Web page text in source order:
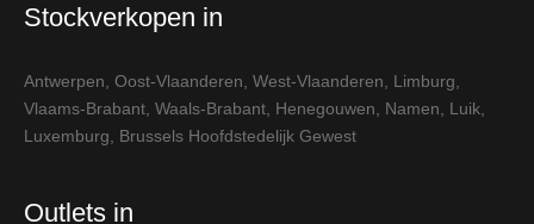
Stockverkopen in
Antwerpen Oost-Vlaanderen West-Vlaanderen Limburg
Vlaams-Brabant Waals-Brabant Henegouwen Namen Luik
Luxemburg
Brussels Hoofdstedelijk Gewest
Outlets in